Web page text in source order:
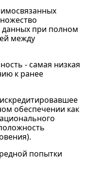
данных при полном
между
- самая низкая
к ранее
обеспечении как
попытки